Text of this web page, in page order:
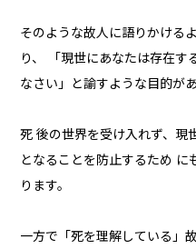
そのような故人に語りかける
り、 「現世にあなたは存在す
なさい」と諭すような目的があ
死 後の世界を受け入れず、現
となることを防止するため に
ります。
一方で「死を理解している」